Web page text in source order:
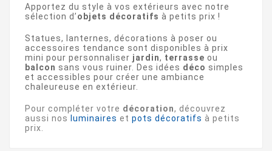
Apportez du style à vos extérieurs avec notre
sélection d’objets décoratifs à petits prix !
Statues, lanternes, décorations à poser ou
accessoires tendance sont disponibles à prix
mini pour personnaliser jardin, terrasse ou
balcon sans vous ruiner. Des idées déco simples
et accessibles pour créer une ambiance
chaleureuse en extérieur.
Pour compléter votre décoration, découvrez
aussi nos
luminaires et pots décoratifs à petits
prix.